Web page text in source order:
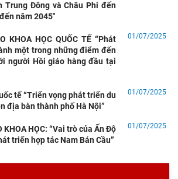
Trung Đông và Châu Phi đến
năm 2045"
KHOA HỌC QUỐC TẾ “Phát
một trong những điểm đến
người Hồi giáo hàng đầu tại
01/07/2025
tế “Triển vọng phát triển du
địa bàn thành phố Hà Nội”
01/07/2025
KHOA HỌC: “Vai trò của Ấn Độ
triển hợp tác Nam Bán Cầu”
01/07/2025
nhân lực Việt Nam - Ấn Độ thông qua
bổng của Chính phủ
trước sức ép từ mức thuế mới của Hoa Kỳ
tăng cường Việt Nam